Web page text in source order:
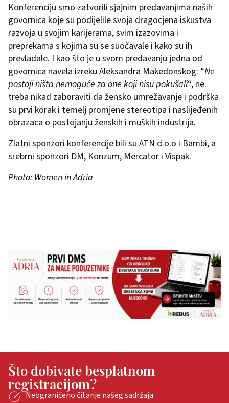
Konferenciju smo zatvorili sjajnim predavanjima naših
govornica koje su podijelile svoja dragocjena iskustva
razvoja u svojim karijerama, svim izazovima i
preprekama s kojima su se suočavale i kako su ih
prevladale. I kao što je u svom predavanju jedna od
govornica navela izreku Aleksandra Makedonskog: “Ne
postoji ništa nemoguće za one koji nisu pokušali“, ne
treba nikad zaboraviti da žensko umrežavanje i podrška
su prvi korak i temelj promjene stereotipa i naslijeđenih
obrazaca o postojanju ženskih i muških industrija.
Zlatni sponzori konferencije bili su ATN d.o.o i Bambi, a
srebrni sponzori DM, Konzum, Mercator i Vispak.
Photo: Women in Adria
Što dobivate besplatnom
registracijom?
Neograničeno čitanje našeg sadržaja